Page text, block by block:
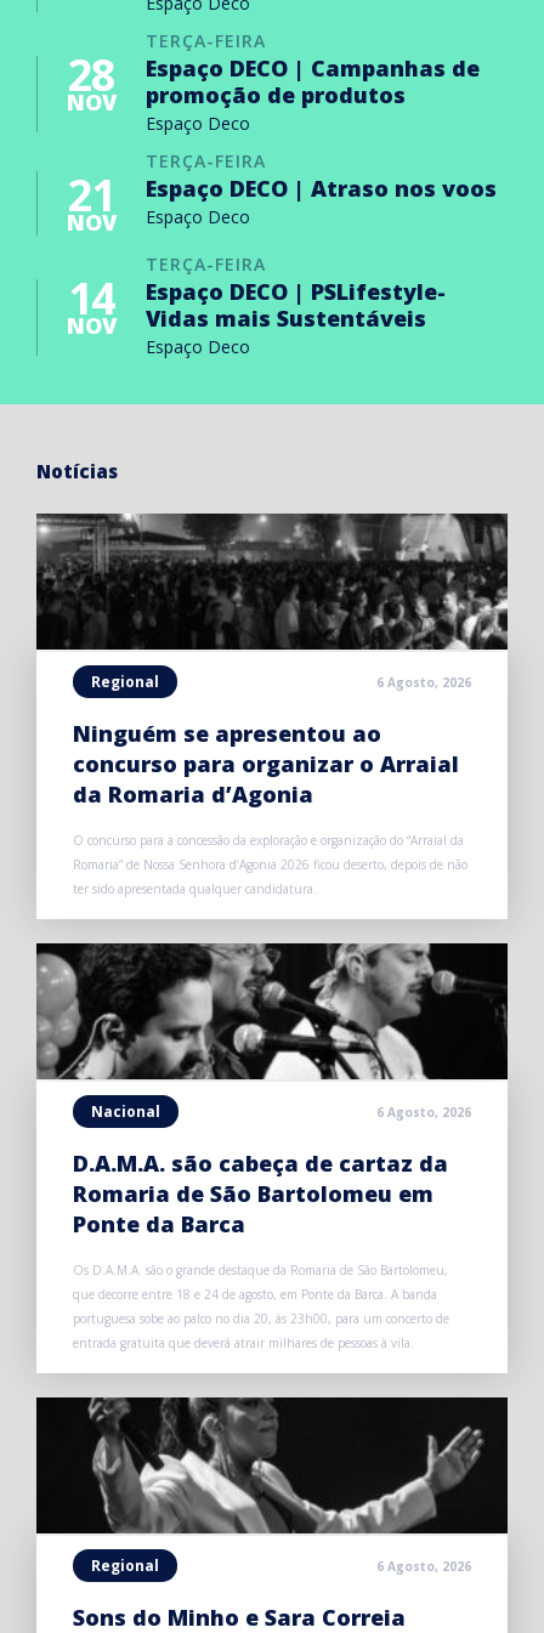
TERÇA-FEIRA
28
NOV
Espaço DECO | Campanhas de
promoção de produtos
Espaço Deco
TERÇA-FEIRA
21
NOV
Espaço DECO | Atraso nos voos
Espaço Deco
TERÇA-FEIRA
14
NOV
Espaço DECO | PSLifestyle-
Vidas mais Sustentáveis
Espaço Deco
Notícias
Regional 6 Agosto, 2026
Ninguém se apresentou ao
concurso para organizar o Arraial
da Romaria d’Agonia
O concurso para a concessão da exploração e organização do “Arraial da
Romaria” de Nossa Senhora d’Agonia 2026 ficou deserto, depois de não
ter sido apresentada qualquer candidatura.
Nacional 6 Agosto, 2026
D.A.M.A. são cabeça de cartaz da
Romaria de São Bartolomeu em
Ponte da Barca
Os D.A.M.A. são o grande destaque da Romaria de São Bartolomeu,
que decorre entre 18 e 24 de agosto, em Ponte da Barca. A banda
portuguesa sobe ao palco no dia 20, às 23h00, para um concerto de
entrada gratuita que deverá atrair milhares de pessoas à vila.
Regional 6 Agosto, 2026
Sons do Minho e Sara Correia